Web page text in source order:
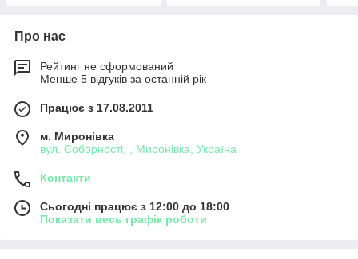
Про нас
Рейтинг не сформований
Менше 5 відгуків за останній рік
Працює з 17.08.2011
м. Миронівка
вул. Соборності, , Миронівка, Україна
Контакти
Сьогодні працює з 12:00 до 18:00
Показати весь графік роботи